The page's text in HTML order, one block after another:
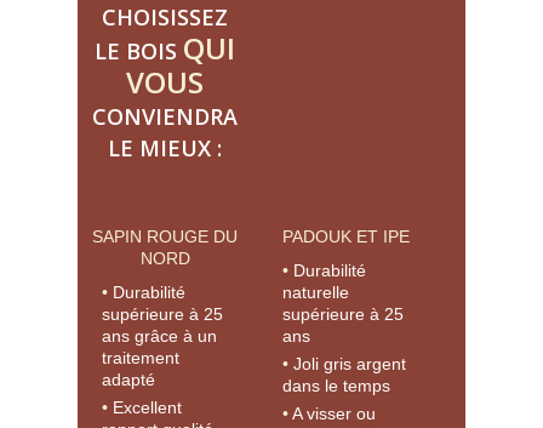
CHOISISSEZ
LE BOIS QUI
VOUS
CONVIENDRA
LE MIEUX :
SAPIN ROUGE DU
NORD
Durabilité
supérieure à 25
ans grâce à un
traitement
adapté
Excellent
PADOUK ET IPE
Durabilité
naturelle
supérieure à 25
ans
Joli gris argent
dans le temps
A visser ou